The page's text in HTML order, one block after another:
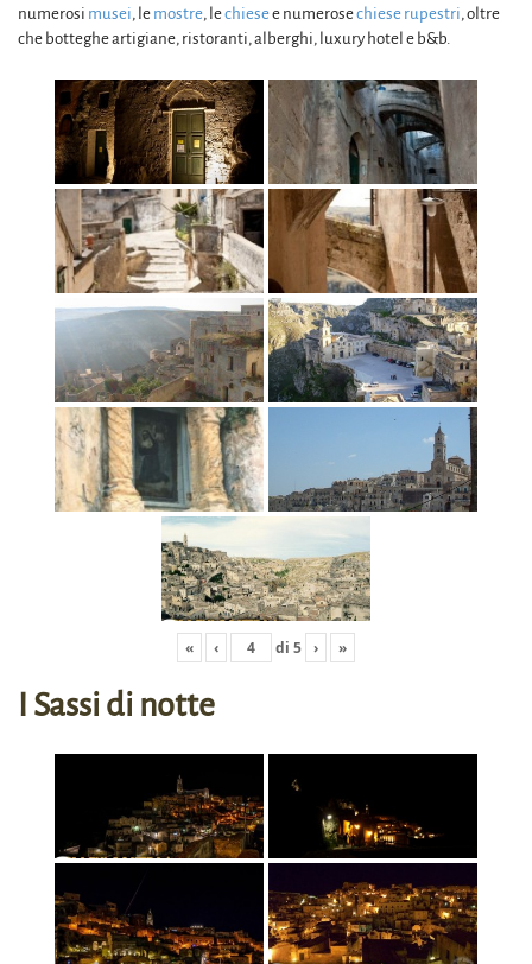
numerosi musei, le mostre, lechiesee numerosechiese rupestri, oltre
che botteghe artigiane, ristoranti, alberghi, luxury hotel e b&b.
« ‹ di 5 › »
I Sassi di notte